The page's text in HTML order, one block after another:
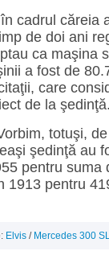
cadrul căreia
de doi ani
ca maşina
a fost de
care
de la
totuşi,
şedinţă au
pentru suma
1913 pentru
Elvis / Mercedes 300